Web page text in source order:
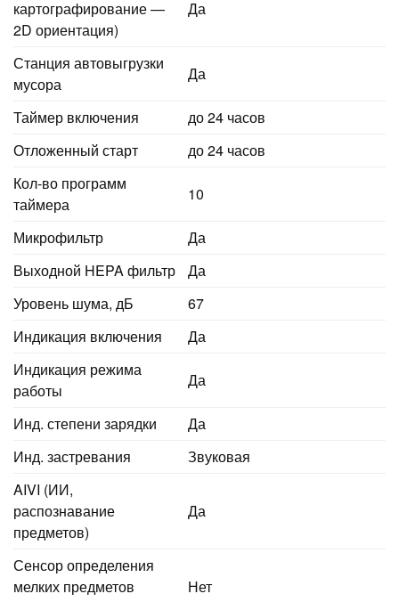
картографирование —
2D ориентация)
Да
Станция автовыгрузки
мусора
Да
Таймер включения
до 24 часов
Отложенный старт
до 24 часов
Кол-во программ
таймера
10
Микрофильтр
Да
Выходной HEPA фильтр
Да
Уровень шума, дБ
67
Индикация включения
Да
Индикация режима
работы
Да
Инд. степени зарядки
Да
Инд. застревания
Звуковая
AIVI (ИИ,
распознавание
предметов)
Да
Сенсор определения
мелких предметов
Нет